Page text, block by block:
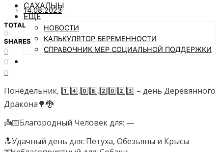
САХАЛЫЫ
ЕЩЕ
НОВОСТИ
КАЛЬКУЛЯТОР БЕРЕМЕННОСТИ
СПРАВОЧНИК МЕР СОЦИАЛЬНОЙ ПОДДЕРЖКИ
14.08.2023
TOTAL
0
SHARES
0
0
0
Понедельник, 1️⃣4️⃣.0️⃣8️⃣.2️⃣0️⃣2️⃣3️⃣ – день Деревянного
Дракона🌳🐉
👼🏻Благородный Человек для: —
🔝Удачный день для: Петуха, Обезьяны и Крысы